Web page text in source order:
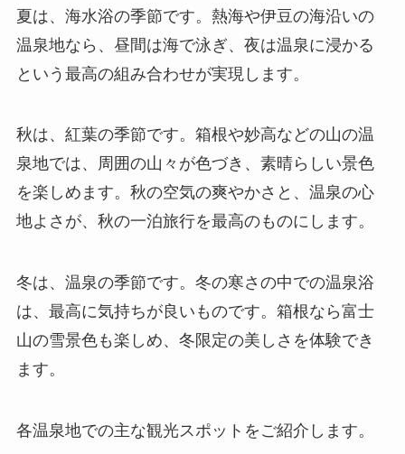
夏は、海水浴の季節です。熱海や伊豆の海沿いの
温泉地なら、昼間は海で泳ぎ、夜は温泉に浸かる
という最高の組み合わせが実現します。
秋は、紅葉の季節です。箱根や妙高などの山の温
泉地では、周囲の山々が色づき、素晴らしい景色
を楽しめます。秋の空気の爽やかさと、温泉の心
地よさが、秋の一泊旅行を最高のものにします。
冬は、温泉の季節です。冬の寒さの中での温泉浴
は、最高に気持ちが良いものです。箱根なら富士
山の雪景色も楽しめ、冬限定の美しさを体験でき
ます。
各温泉地での主な観光スポットをご紹介します。